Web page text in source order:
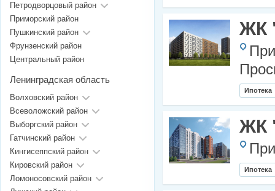
ЖК
Ипотека
ЖК
Ипотека
Петродворцовый район
Приморский район
Пушкинский район
Фрунзенский район
Центральный район
Ленинградская область
Волховский район
Всеволожский район
Выборгский район
Гатчинский район
Кингисеппский район
Кировский район
Ломоносовский район